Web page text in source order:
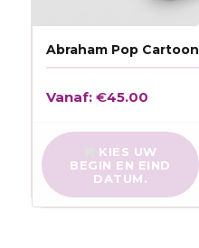
Abraham Pop Cartoon
Vanaf: €45.00
KIES UW
BEGIN EN EIND
DATUM.